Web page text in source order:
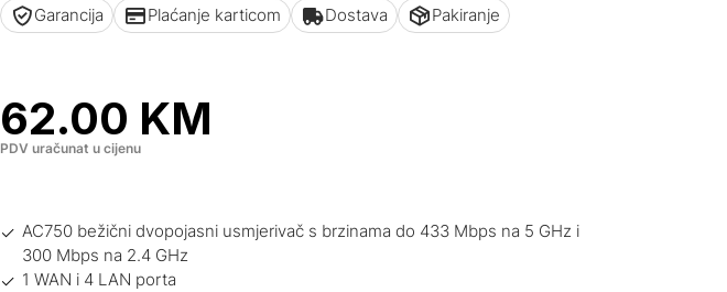
Garancija Plaćanje karticom Dostava Pakiranje
62.00 KM
PDV uračunat u cijenu
AC750 bežični dvopojasni usmjerivač s brzinama do 433 Mbps na 5 GHz i
300 Mbps na 2.4 GHz
1 WAN i 4 LAN porta